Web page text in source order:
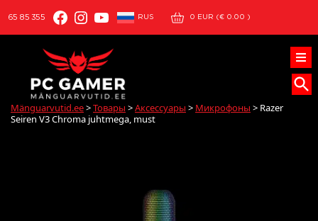
65 85 355 Facebook
Instagram
YouTube
RUS 0 EUR (€ 0.00 )
Mänguarvutid.ee>Товары >Аксессуары > Микрофоны > Razer
Seiren V3 Chroma juhtmega, must